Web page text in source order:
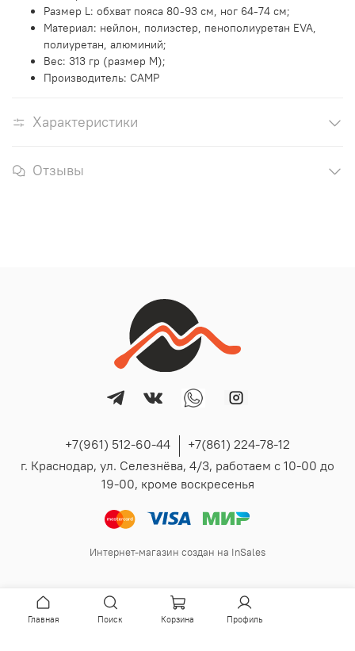
Размер L: обхват пояса 80-93 см, ног 64-74 см;
Материал: нейлон, полиэстер, пенополиуретан EVA,
полиуретан, алюминий;
Вес: 313 гр (размер М);
Производитель: CAMP
Характеристики
Отзывы
+7(961) 512-60-44
+7(861) 224-78-12
г. Краснодар, ул. Селезнёва, 4/3, работаем с 10-00 до
19-00, кроме воскресенья
Интернет-магазин создан на InSales
Главная Поиск Корзина Профиль